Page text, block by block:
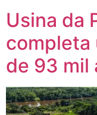
Usina da
completa
de 93 mil